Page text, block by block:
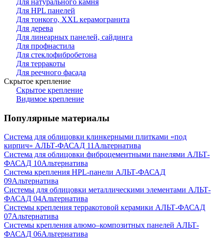
Для натурального камня
Для HPL панелей
Для тонкого, XXL керамогранита
Для дерева
Для линеарных панелей, сайдинга
Для профнастила
Для стеклофибробетона
Для терракоты
Для реечного фасада
Скрытое крепление
Скрытое крепление
Видимое крепление
Популярные материалы
Система для облицовки клинкерными плитками «под
кирпич» АЛЬТ-ФАСАД 11 Альтернатива
Система для облицовки фиброцементными панелями АЛЬТ-
ФАСАД 10Альтернатива
Система крепления HPL-панели АЛЬТ-ФАСАД
09Альтернатива
Системы для облицовки металлическими элементами АЛЬТ-
ФАСАД 04Альтернатива
Системы крепления терракотовой керамики АЛЬТ-ФАСАД
07Альтернатива
Cистемы крепления алюмо–композитных панелей АЛЬТ-
ФАСАД 06Альтернатива